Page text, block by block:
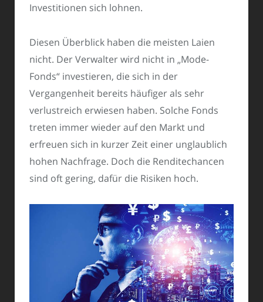
Investitionen sich lohnen.
Diesen Überblick haben die meisten Laien
nicht. Der Verwalter wird nicht in „Mode-
Fonds“ investieren, die sich in der
Vergangenheit bereits häufiger als sehr
verlustreich erwiesen haben. Solche Fonds
treten immer wieder auf den Markt und
erfreuen sich in kurzer Zeit einer unglaublich
hohen Nachfrage. Doch die Renditechancen
sind oft gering, dafür die Risiken hoch.